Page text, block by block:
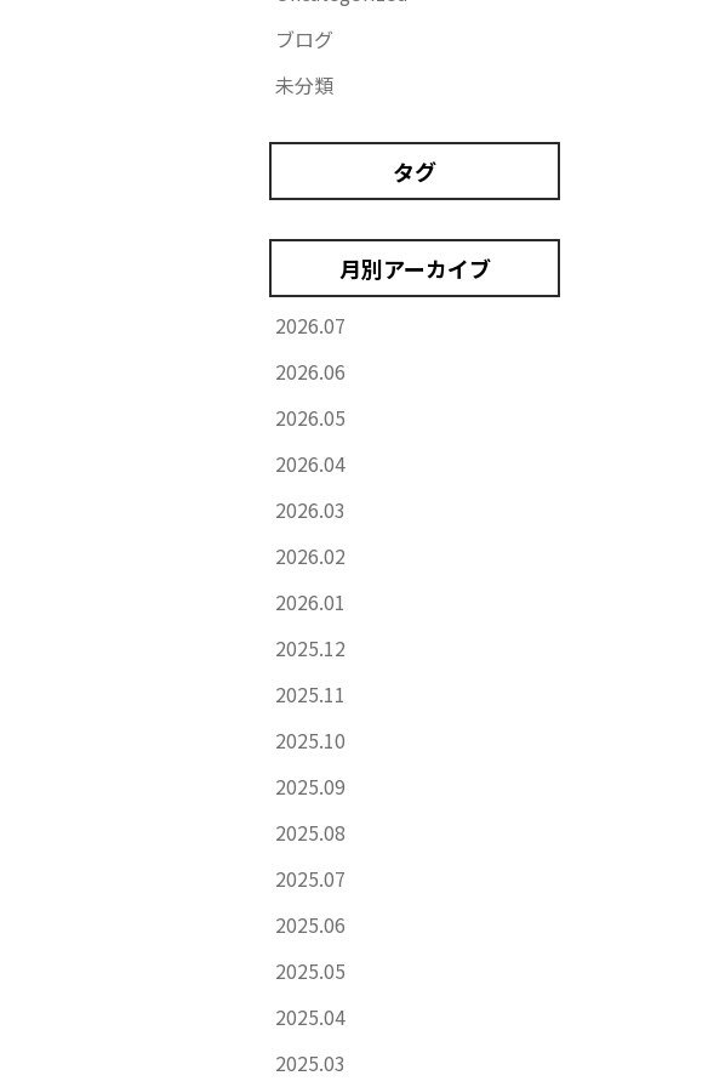
ブログ
未分類
タグ
月別アーカイブ
2026.07
2026.06
2026.05
2026.04
2026.03
2026.02
2026.01
2025.12
2025.11
2025.10
2025.09
2025.08
2025.07
2025.06
2025.05
2025.04
2025.03